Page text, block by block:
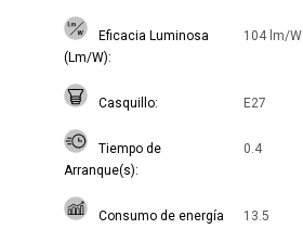
Eficacia Luminosa
(Lm/W)
104 lm/W
Casquillo E27
Tiempo de
Arranque(s)
0.4
Consumo de energía
13.5